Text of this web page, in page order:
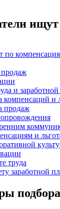
ищут
по
продаж
и
компенсаций и
продаж
и
труда
заработной